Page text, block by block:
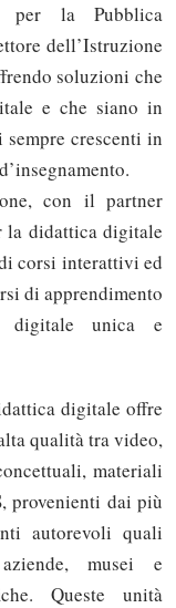
la Pubblica
dell’Istruzione
soluzioni che
e che siano in
crescenti in
con il partner
la didattica digitale
corsi interattivi ed
di apprendimento
digitale unica e
digitale offre
qualità tra video,
materiali
provenienti dai più
autorevoli quali
musei e
Queste unità